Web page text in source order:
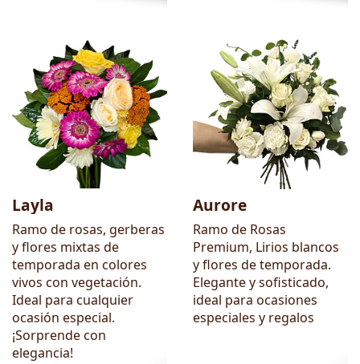
Layla
Ramo de rosas, gerberas
y flores mixtas de
temporada en colores
vivos con vegetación.
Ideal para cualquier
ocasión especial.
¡Sorprende con
elegancia!
Aurore
Ramo de Rosas
Premium, Lirios blancos
y flores de temporada.
Elegante y sofisticado,
ideal para ocasiones
especiales y regalos